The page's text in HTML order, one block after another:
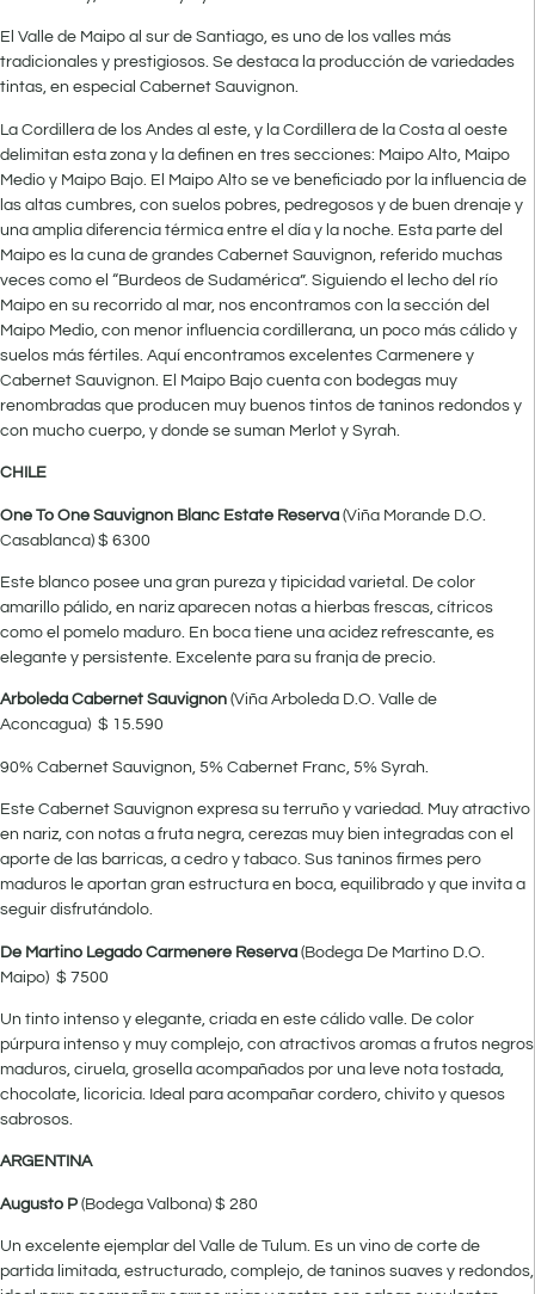
El Valle de Maipo al sur de Santiago, es uno de los valles más
tradicionales y prestigiosos. Se destaca la producción de variedades
tintas, en especial Cabernet Sauvignon.
La Cordillera de los Andes al este, y la Cordillera de la Costa al oeste
delimitan esta zona y la definen en tres secciones: Maipo Alto, Maipo
Medio y Maipo Bajo. El Maipo Alto se ve beneficiado por la influencia de
las altas cumbres, con suelos pobres, pedregosos y de buen drenaje y
una amplia diferencia térmica entre el día y la noche. Esta parte del
Maipo es la cuna de grandes Cabernet Sauvignon, referido muchas
veces como el “Burdeos de Sudamérica”. Siguiendo el lecho del río
Maipo en su recorrido al mar, nos encontramos con la sección del
Maipo Medio, con menor influencia cordillerana, un poco más cálido y
suelos más fértiles. Aquí encontramos excelentes Carmenere y
Cabernet Sauvignon. El Maipo Bajo cuenta con bodegas muy
renombradas que producen muy buenos tintos de taninos redondos y
con mucho cuerpo, y donde se suman Merlot y Syrah.
CHILE
One To One Sauvignon Blanc Estate Reserva (Viña Morande D.O.
Casablanca) $ 6300
Este blanco posee una gran pureza y tipicidad varietal. De color
amarillo pálido, en nariz aparecen notas a hierbas frescas, cítricos
como el pomelo maduro. En boca tiene una acidez refrescante, es
elegante y persistente. Excelente para su franja de precio.
Arboleda Cabernet Sauvignon (Viña Arboleda D.O. Valle de
Aconcagua) $ 15.590
90% Cabernet Sauvignon, 5% Cabernet Franc, 5% Syrah.
Este Cabernet Sauvignon expresa su terruño y variedad. Muy atractivo
en nariz, con notas a fruta negra, cerezas muy bien integradas con el
aporte de las barricas, a cedro y tabaco. Sus taninos firmes pero
maduros le aportan gran estructura en boca, equilibrado y que invita a
seguir disfrutándolo.
De Martino Legado Carmenere Reserva (Bodega De Martino D.O.
Maipo) $ 7500
Un tinto intenso y elegante, criada en este cálido valle. De color
púrpura intenso y muy complejo, con atractivos aromas a frutos negros
maduros, ciruela, grosella acompañados por una leve nota tostada,
chocolate, licoricia. Ideal para acompañar cordero, chivito y quesos
sabrosos.
ARGENTINA
Augusto P (Bodega Valbona) $ 280
Un excelente ejemplar del Valle de Tulum. Es un vino de corte de
partida limitada, estructurado, complejo, de taninos suaves y redondos,